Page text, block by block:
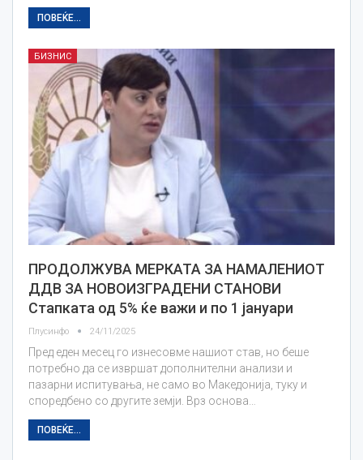
ПОВЕЌЕ...
БИЗНИС
ПРОДОЛЖУВА МЕРКАТА ЗА НАМАЛЕНИОТ
ДДВ ЗА НОВOИЗГРАДЕНИ СТАНОВИ
Стапката од 5% ќе важи и по 1 јануари
Плусинфо 24/11/2025
Пред еден месец го изнесовме нашиот став, но беше
потребно да се извршат дополнителни анализи и
пазарни испитувања, не само во Македонија, туку и
споредбено со другите земји. Врз основа…
ПОВЕЌЕ...